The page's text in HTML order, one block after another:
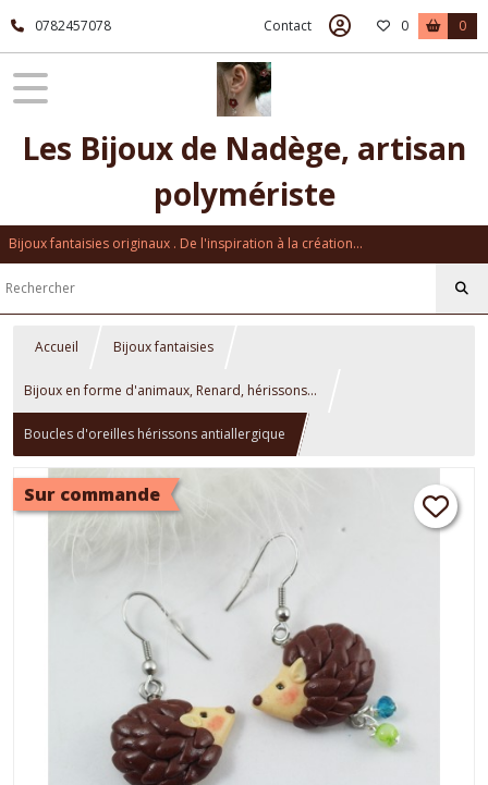
0782457078 Contact 0 0
Les Bijoux de Nadège, artisan
polymériste
Bijoux fantaisies originaux . De l'inspiration à la création...
Accueil Bijoux fantaisies
Bijoux en forme d'animaux, Renard, hérissons...
Boucles d'oreilles hérissons antiallergique
Sur commande